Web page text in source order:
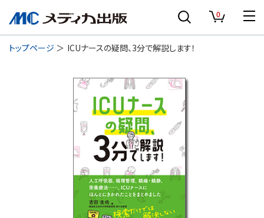
0
トップページ ICUナースの疑問、3分で解説します！